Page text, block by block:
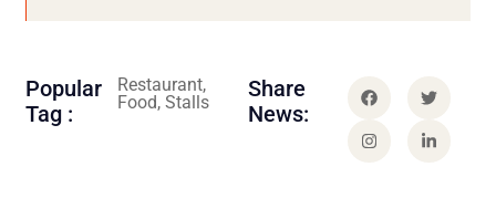
Popular
Tag :
Restaurant,
Food, Stalls
Share
News: